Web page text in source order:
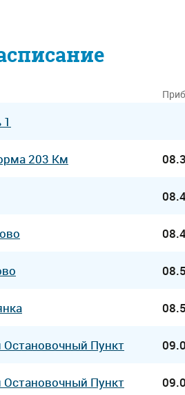
203 Км
Пункт
Пункт